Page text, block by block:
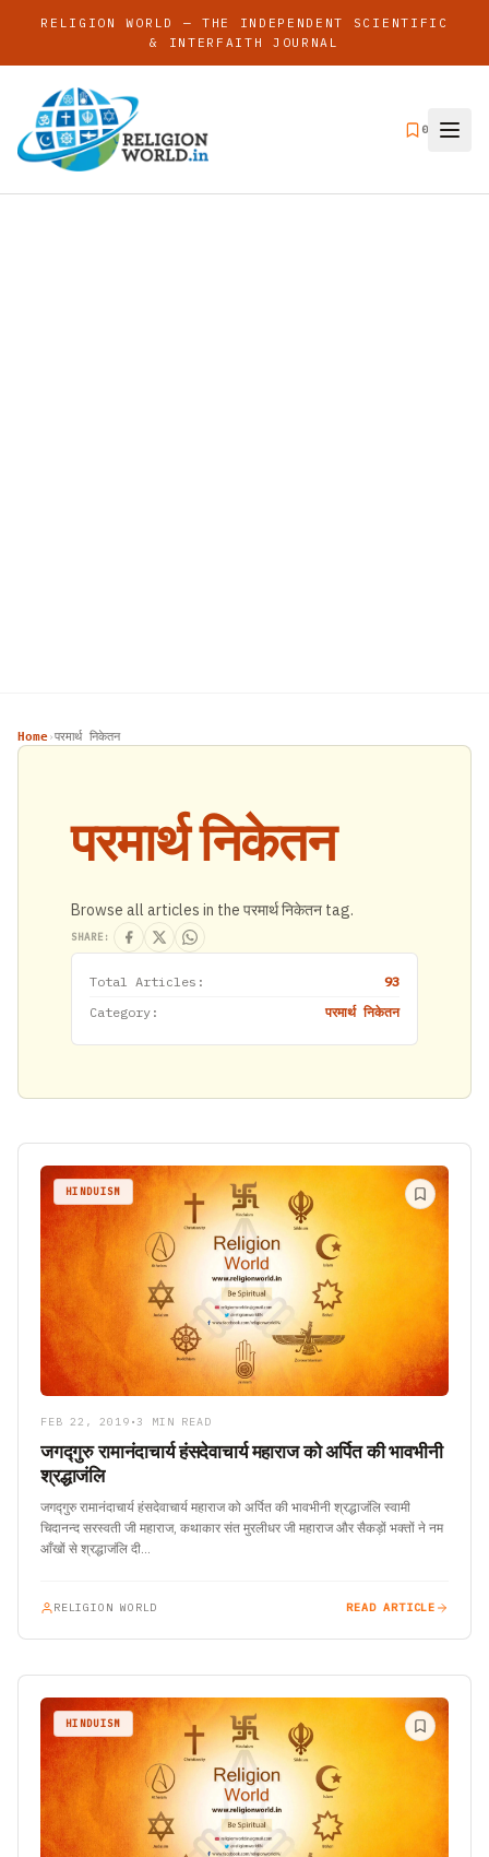
RELIGION WORLD — THE INDEPENDENT SCIENTIFIC
& INTERFAITH JOURNAL
0
Home›परमार्थ निकेतन
परमार्थ निकेतन
Browse all articles in the परमार्थ निकेतन tag.
SHARE:
Total Articles:
93
Category:
परमार्थ निकेतन
HINDUISM
FEB 22, 2019 • 3 MIN READ
जगद्गुरु रामानंदाचार्य हंसदेवाचार्य महाराज को अर्पित की भावभीनी
श्रद्धाजंलि
जगद्गुरु रामानंदाचार्य हंसदेवाचार्य महाराज को अर्पित की भावभीनी श्रद्धाजंलि स्वामी
चिदानन्द सरस्वती जी महाराज, कथाकार संत मुरलीधर जी महाराज और सैकड़ों भक्तों ने नम
आँखों से श्रद्धाजंलि दी…
RELIGION WORLD READ ARTICLE
HINDUISM